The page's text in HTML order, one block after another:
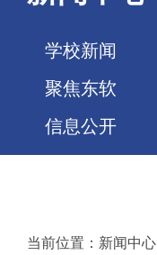
学校新闻
聚焦东软
信息公开
当前位置： 新闻中心